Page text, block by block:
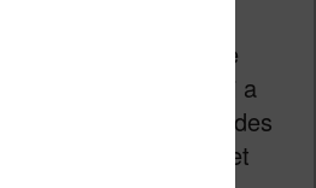
numérique de
et blanc reprend le
proche du papier qui a
Remarkable, avec des
pour le travail et